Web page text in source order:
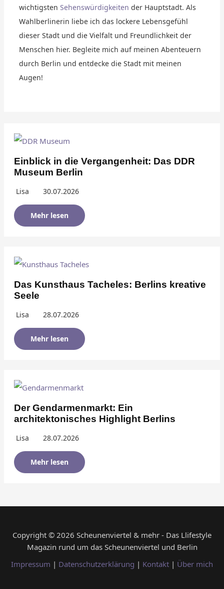
wichtigstenSehenswürdigkeiten der Hauptstadt. Als
Wahlberlinerin liebe ich das lockere Lebensgefühl
dieser Stadt und die Vielfalt und Freundlichkeit der
Menschen hier. Begleite mich auf meinen Abenteuern
durch Berlin und entdecke die Stadt mit meinen
Augen!
Einblick in die Vergangenheit: Das DDR
Museum Berlin
Lisa 30.07.2026
Mehr lesen
Das Kunsthaus Tacheles: Berlins kreative
Seele
Lisa 28.07.2026
Mehr lesen
Der Gendarmenmarkt: Ein
architektonisches Highlight Berlins
Lisa 28.07.2026
Mehr lesen
Copyright © 2026 Scheunenviertel & mehr - Das Llifestyle
Magazin rund um das Scheunenviertel und Berlin
Impressum | Datenschutzerklärung | Kontakt | Über mich